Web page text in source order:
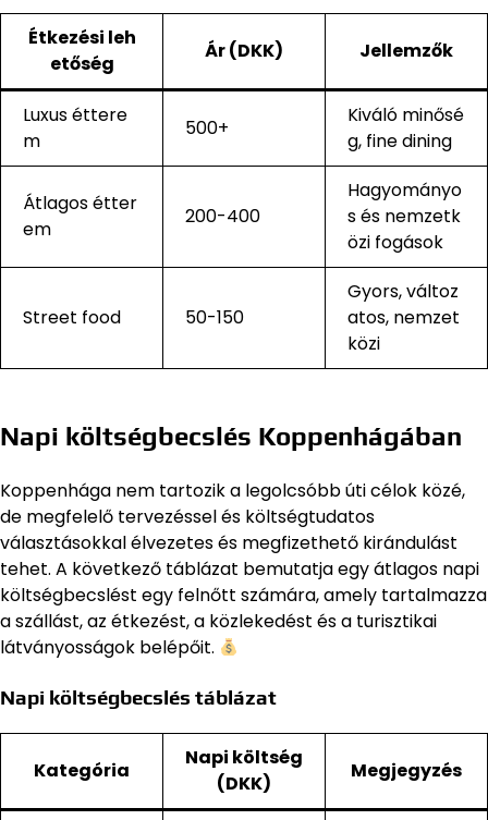
Étkezési leh
etőség
Ár (DKK) Jellemzők
Luxus éttere
m
500+
Kiváló minősé
g, fine dining
Átlagos étter
em
200-400
Hagyományo
s és nemzetk
özi fogások
Street food 50-150
Gyors, változ
atos, nemzet
közi
Napi költségbecslés Koppenhágában
Koppenhága nem tartozik a legolcsóbb úti célok közé,
de megfelelő tervezéssel és költségtudatos
választásokkal élvezetes és megfizethető kirándulást
tehet. A következő táblázat bemutatja egy átlagos napi
költségbecslést egy felnőtt számára, amely tartalmazza
a szállást, az étkezést, a közlekedést és a turisztikai
látványosságok belépőit.
Napi költségbecslés táblázat
Kategória
Napi költség
(DKK)
Megjegyzés